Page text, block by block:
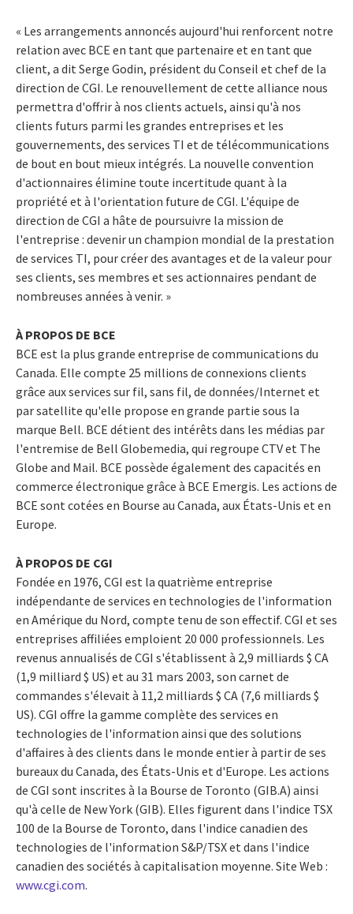
« Les arrangements annoncés aujourd'hui renforcent notre
relation avec BCE en tant que partenaire et en tant que
client, a dit Serge Godin, président du Conseil et chef de la
direction de CGI. Le renouvellement de cette alliance nous
permettra d'offrir à nos clients actuels, ainsi qu'à nos
clients futurs parmi les grandes entreprises et les
gouvernements, des services TI et de télécommunications
de bout en bout mieux intégrés. La nouvelle convention
d'actionnaires élimine toute incertitude quant à la
propriété et à l'orientation future de CGI. L'équipe de
direction de CGI a hâte de poursuivre la mission de
l'entreprise : devenir un champion mondial de la prestation
de services TI, pour créer des avantages et de la valeur pour
ses clients, ses membres et ses actionnaires pendant de
nombreuses années à venir. »
À PROPOS DE BCE
BCE est la plus grande entreprise de communications du
Canada. Elle compte 25 millions de connexions clients
grâce aux services sur fil, sans fil, de données/Internet et
par satellite qu'elle propose en grande partie sous la
marque Bell. BCE détient des intérêts dans les médias par
l'entremise de Bell Globemedia, qui regroupe CTV et The
Globe and Mail. BCE possède également des capacités en
commerce électronique grâce à BCE Emergis. Les actions de
BCE sont cotées en Bourse au Canada, aux États-Unis et en
Europe.
À PROPOS DE CGI
Fondée en 1976, CGI est la quatrième entreprise
indépendante de services en technologies de l'information
en Amérique du Nord, compte tenu de son effectif. CGI et ses
entreprises affiliées emploient 20 000 professionnels. Les
revenus annualisés de CGI s'établissent à 2,9 milliards $ CA
(1,9 milliard $ US) et au 31 mars 2003, son carnet de
commandes s'élevait à 11,2 milliards $ CA (7,6 milliards $
US). CGI offre la gamme complète des services en
technologies de l'information ainsi que des solutions
d'affaires à des clients dans le monde entier à partir de ses
bureaux du Canada, des États-Unis et d'Europe. Les actions
de CGI sont inscrites à la Bourse de Toronto (GIB.A) ainsi
qu'à celle de New York (GIB). Elles figurent dans l'indice TSX
100 de la Bourse de Toronto, dans l'indice canadien des
technologies de l'information S&P/TSX et dans l'indice
canadien des sociétés à capitalisation moyenne. Site Web :
www.cgi.com.